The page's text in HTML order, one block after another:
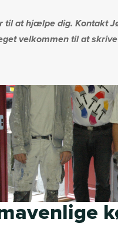
til at hjælpe dig. Kontakt
velkommen til at